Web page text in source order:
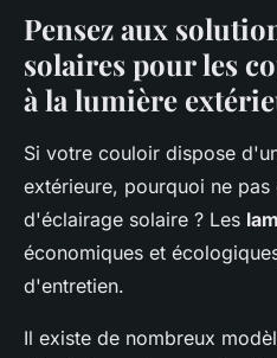
Pensez aux
solaires pour les
à la lumière
Si votre couloir dispose
extérieure, pourquoi ne
d'éclairage solaire ? Les
économiques et
d'entretien.
Il existe de nombreux